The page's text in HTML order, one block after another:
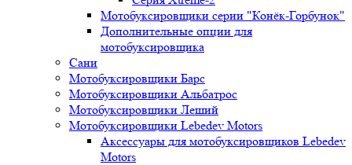
Мотобуксировщики серии "Конёк-Горбунок"
Дополнительные опции для
мотобуксировщика
Сани
Мотобуксировщики Барс
Мотобуксировщики Альбатрос
Мотобуксировщики Леший
Мотобуксировщики Lebedev Motors
Аксессуары для мотобуксировщиков Lebedev
Motors